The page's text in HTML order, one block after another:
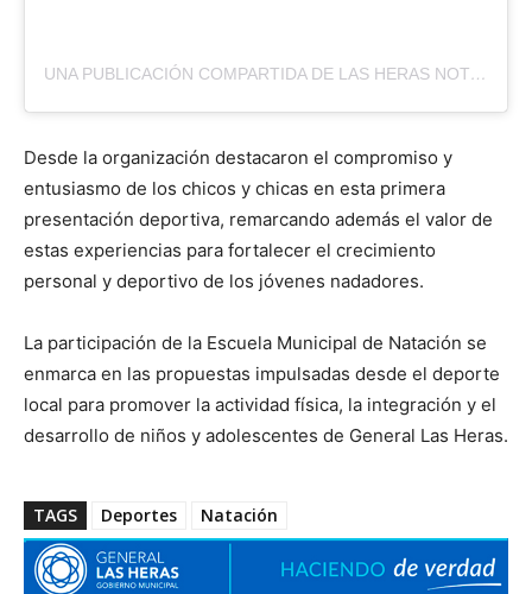
UNA PUBLICACIÓN COMPARTIDA DE LAS HERAS NOTICIAS (@LHN.NOTICIAS)
Desde la organización destacaron el compromiso y
entusiasmo de los chicos y chicas en esta primera
presentación deportiva, remarcando además el valor de
estas experiencias para fortalecer el crecimiento
personal y deportivo de los jóvenes nadadores.
La participación de la Escuela Municipal de Natación se
enmarca en las propuestas impulsadas desde el deporte
local para promover la actividad física, la integración y el
desarrollo de niños y adolescentes de General Las Heras.
TAGS Deportes Natación